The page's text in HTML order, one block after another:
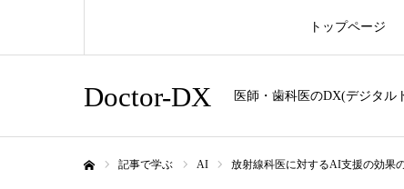
Doctor-DX 医師・歯科医のDX(デジタル
トップページ
記事で学ぶ AI 放射線科医に対するAI支援の効果